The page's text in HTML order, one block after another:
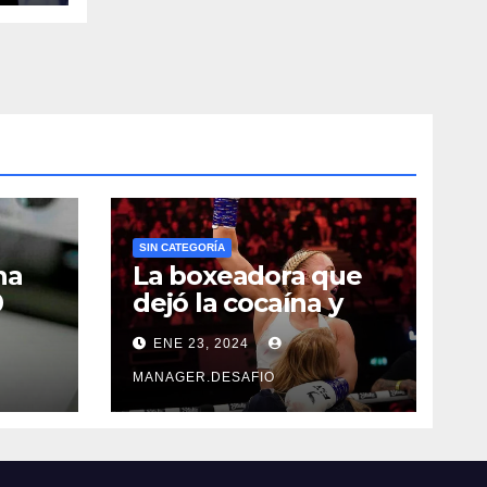
SIN CATEGORÍA
La boxeadora que
dejó la cocaína y
ahora quiere
triunfar en el ring​
ENE 23, 2024
MANAGER.DESAFIO